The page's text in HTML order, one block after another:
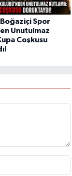
Spor
Unutulmaz
Coşkusu